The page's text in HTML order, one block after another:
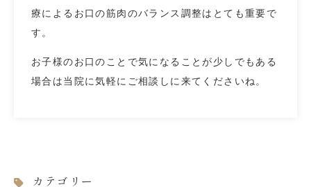
療によるお口の筋肉のバランス調整はとても重要で
す。
お子様のお口のことで気になることが少しでもある
場合は当院に気軽にご相談しに来てくださいね。
カテゴリー